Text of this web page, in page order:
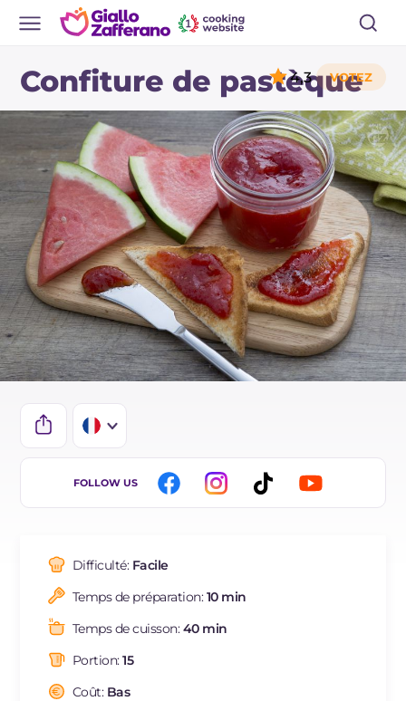
Confiture de pastèque
4,3
IT
ES
DE
NL
FOLLOW US
Difficulté: Facile
Temps de préparation:10 min
Temps de cuisson:40 min
Portion:15
Coût: Bas